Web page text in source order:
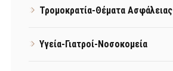
Τρομοκρατία-Θέματα Ασφάλειας
Υγεία-Γιατροί-Νοσοκομεία